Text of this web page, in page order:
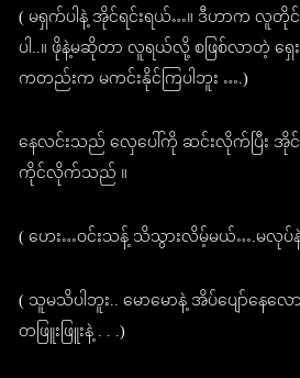
( မရှက်ပါနဲ့ အိုင်ရင်းရယ်…။ ဒီဟာက လူ
ပါ..။ ဖိုနဲ့မဆိုတာ လူရယ်လို့ စဖြစ်လာတဲ့ ရှေ
ကတည်းက မကင်းနိုင်ကြပါဘူး ….)
နေလင်းသည် လှေပေါ်ကို ဆင်းလိုက်ပြီး အို
ကိုင်လိုက်သည် ။
( ဟေး…ဝင်းသန့် သိသွားလိမ့်မယ်….မလုပ်
( သူမသိပါဘူး.. မောမောနဲ့ အိပ်ပျော်နေလ
တဖြူးဖြူးနဲ့ . . .)